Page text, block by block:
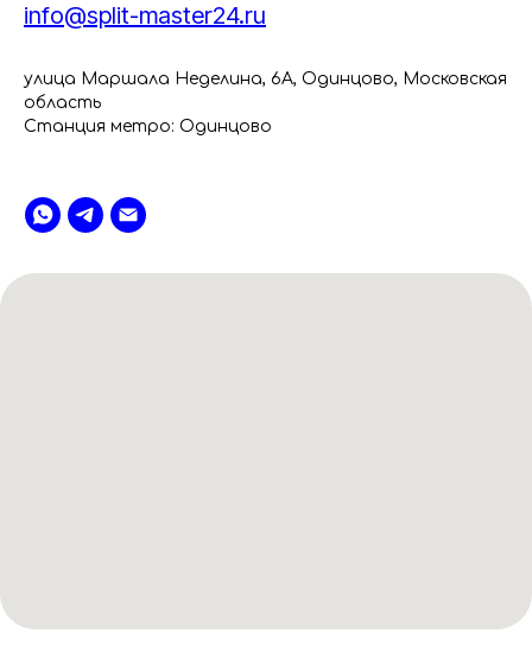
info@split-master24.ru
улица Маршала Неделина, 6А, Одинцово, Московская
область
Станция метро: Одинцово